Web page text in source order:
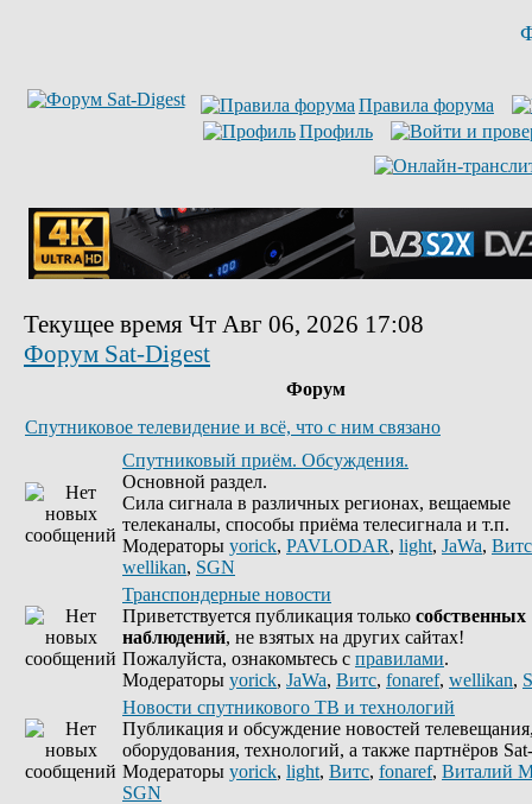
Правила форума
Профиль
Текущее время Чт Авг 06, 2026 17:08
Форум Sat-Digest
Форум
Спутниковое телевидение и всё, что с ним связано
Спутниковый приём. Обсуждения.
Основной раздел.
Сила сигнала в различных регионах, вещаемые
телеканалы, способы приёма телесигнала и т.п.
Модераторы yorick, PAVLODAR, light, JaWa, Витс
wellikan, SGN
Транспондерные новости
Приветствуется публикация только собственных
наблюдений, не взятых на других сайтах!
Пожалуйста, ознакомьтесь с правилами.
Модераторы yorick, JaWa, Витс, fonaref, wellikan,
Новости спутникового ТВ и технологий
Публикация и обсуждение новостей
оборудования, технологий, а также партнёров
Модераторы yorick, light, Витс, fonaref, Виталий
SGN